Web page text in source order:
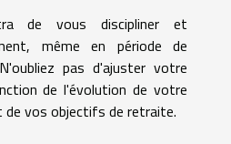
de vous discipliner et
même en période de
pas d'ajuster votre
de l'évolution de votre
vos objectifs de retraite.